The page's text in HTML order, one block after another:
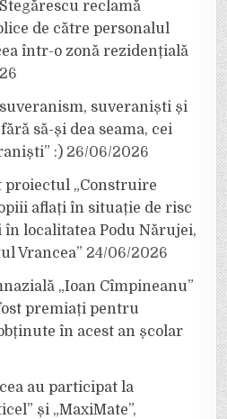
reclamă
de către personalul
într-o zonă rezidențială
suveraniști și
să-și dea seama, cei
:) 26/06/2026
proiectul „Construire
aflați în situație de risc
localitatea Podu Nărujei,
Vrancea” 24/06/2026
„Ioan Cîmpineanu”
premiați pentru
în acest an școlar
au participat la
și „MaxiMate”,